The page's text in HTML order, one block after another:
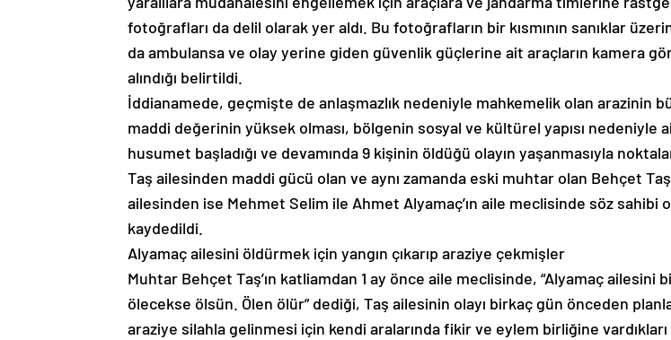
fotoğrafları da delil olarak yer aldı. Bu fotoğrafların bir kısmının sanıklar
da ambulansa ve olay yerine giden güvenlik güçlerine ait araçların kamera
alındığı belirtildi.
İddianamede, geçmişte de anlaşmazlık nedeniyle mahkemelik olan arazinin
maddi değerinin yüksek olması, bölgenin sosyal ve kültürel yapısı nedeniyle
husumet başladığı ve devamında 9 kişinin öldüğü olayın yaşanmasıyla
Taş ailesinden maddi gücü olan ve aynı zamanda eski muhtar olan Behçet
ailesinden ise Mehmet Selim ile Ahmet Alyamaç’ın aile meclisinde söz sahibi
kaydedildi.
Alyamaç ailesini öldürmek için yangın çıkarıp araziye çekmişler
Muhtar Behçet Taş’ın katliamdan 1 ay önce aile meclisinde, “Alyamaç ailesini
ölecekse ölsün. Ölen ölür” dediği, Taş ailesinin olayı birkaç gün önceden
araziye silahla gelinmesi için kendi aralarında fikir ve eylem birliğine